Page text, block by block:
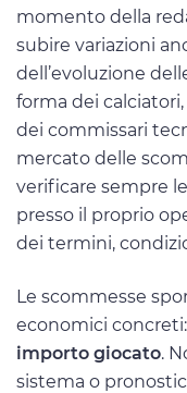
momento della
subire variazioni
dell’evoluzione
forma dei
dei commissari
mercato delle
verificare sempre
presso il proprio
dei termini,
Le scommesse
economici concreti:
importo giocato.
sistema o